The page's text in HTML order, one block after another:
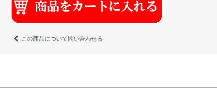
この商品について問い合わせる